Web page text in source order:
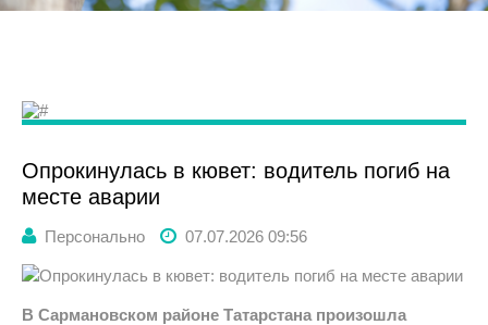
Опрокинулась в кювет: водитель погиб на
месте аварии
Персонально 07.07.2026 09:56
В Сармановском районе Татарстана произошла